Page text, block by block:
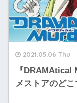
2021.05.06 Thu
『DRAMAtical
メストアのどこ